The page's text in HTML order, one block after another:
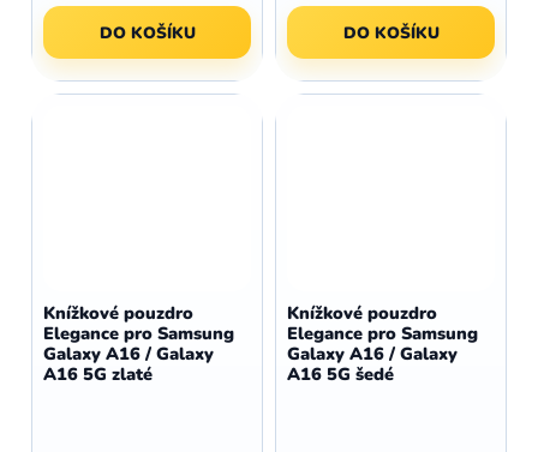
DO KOŠÍKU DO KOŠÍKU
Knížkové pouzdro
Elegance pro Samsung
Galaxy A16 / Galaxy
A16 5G zlaté
Knížkové pouzdro
Elegance pro Samsung
Galaxy A16 / Galaxy
A16 5G šedé